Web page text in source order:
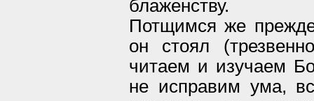
блаженству.
Потщимся же
он стоял
читаем и изучаем
не исправим ума,